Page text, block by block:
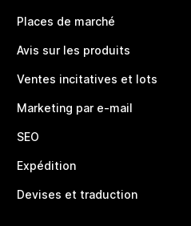
Places de marché
Avis sur les produits
Ventes incitatives et lots
Marketing par e-mail
SEO
Expédition
Devises et traduction